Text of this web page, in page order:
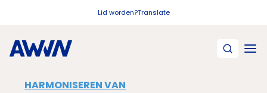
Lid worden?Translate
HARMONISEREN VAN